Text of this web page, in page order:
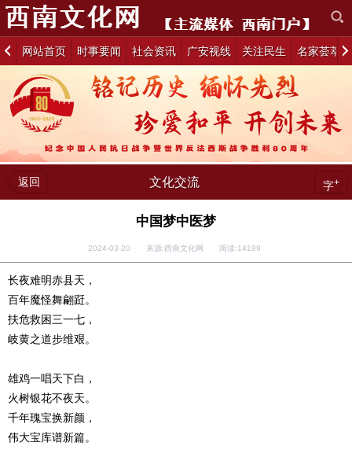
网站首页 时事要闻 社会资讯 广安视线 关注民生 名家荟萃
返回 文化交流 字+
中国梦中医梦
2024-03-20 来源:西南文化网 阅读:14199
长夜难明赤县天，
百年魔怪舞翩跹。
扶危救困三一七，
岐黄之道步维艰。
雄鸡一唱天下白，
火树银花不夜天。
千年瑰宝换新颜，
伟大宝库谱新篇。